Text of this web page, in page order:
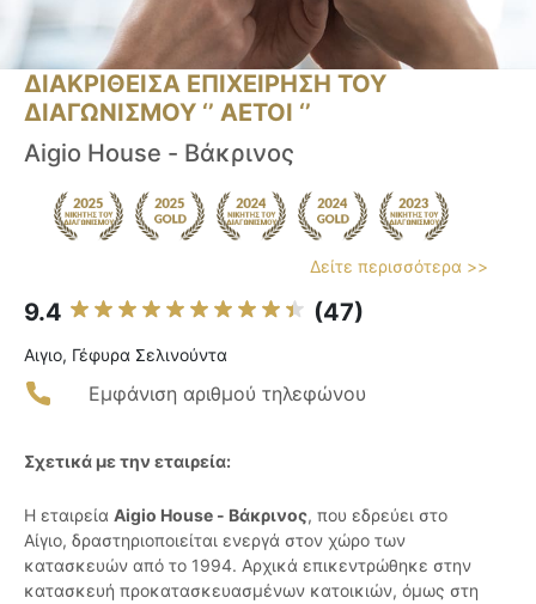
ΔΙΑΚΡΙΘΕΙΣΑ ΕΠΙΧΕΙΡΗΣΗ ΤΟΥ
ΔΙΑΓΩΝΙΣΜΟΥ ‘’ ΑΕΤΟΙ ‘’
Aigio House - Βάκρινος
Δείτε περισσότερα >>
9.4 (47)
Αιγιο, Γέφυρα Σελινούντα
Εμφάνιση αριθμού τηλεφώνου
Σχετικά με την εταιρεία:
Η εταιρεία Aigio House - Βάκρινος, που εδρεύει στο
Αίγιο, δραστηριοποιείται ενεργά στον χώρο των
κατασκευών από το 1994. Αρχικά επικεντρώθηκε στην
κατασκευή προκατασκευασμένων κατοικιών, όμως στη